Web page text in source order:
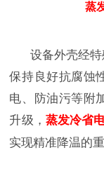
蒸
设备外壳经
保持良好抗腐蚀
电、防油污等附
升级， 蒸发冷省
实现精准降温的重